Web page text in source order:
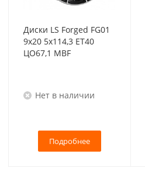
Диски LS Forged FG01
9x20 5x114,3 ET40
ЦО67,1 MBF
Нет в наличии
Подробнее